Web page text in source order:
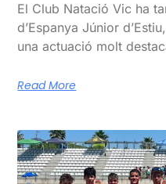
El Club Natació Vic ha
d’Espanya Júnior
una actuació molt
Read More